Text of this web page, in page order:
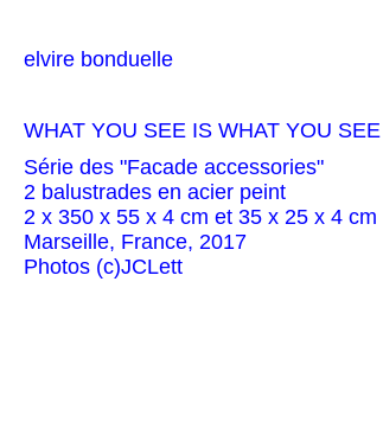
elvire bonduelle
WHAT YOU SEE IS WHAT YOU SEE
Série des "Facade accessories"
2 balustrades en acier peint
2 x 350 x 55 x 4 cm et 35 x 25 x 4 cm
Marseille, France, 2017
Photos (c)JCLett